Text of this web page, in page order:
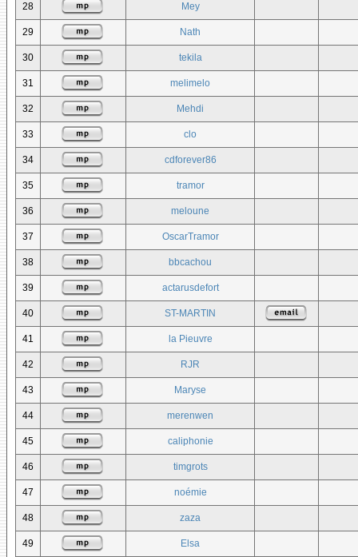
28 Mey
29 Nath
30 tekila
31 melimelo
32 Mehdi
33 clo
34 cdforever86
35 tramor
36 meloune
37 OscarTramor
38 bbcachou
39 actarusdefort
40 ST-MARTIN
41 la Pieuvre
42 RJR
43 Maryse
44 merenwen
45 caliphonie
46 timgrots
47 noémie
48 zaza
49 Elsa